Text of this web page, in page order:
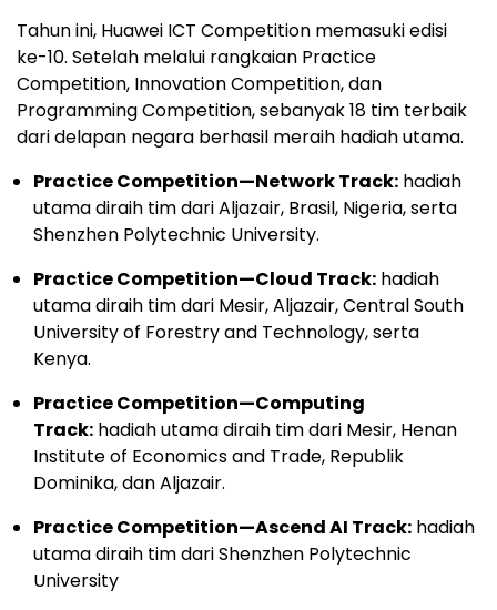
Tahun ini, Huawei ICT Competition memasuki edisi
ke-10. Setelah melalui rangkaian Practice
Competition, Innovation Competition, dan
Programming Competition, sebanyak 18 tim terbaik
dari delapan negara berhasil meraih hadiah utama.
Practice Competition—Network Track: hadiah
utama diraih tim dari Aljazair, Brasil, Nigeria, serta
Shenzhen Polytechnic University.
Practice Competition—Cloud Track: hadiah
utama diraih tim dari Mesir, Aljazair, Central South
University of Forestry and Technology, serta
Kenya.
Practice Competition—Computing
Track: hadiah utama diraih tim dari Mesir, Henan
Institute of Economics and Trade, Republik
Dominika, dan Aljazair.
Practice Competition—Ascend AI Track: hadiah
utama diraih tim dari Shenzhen Polytechnic
University